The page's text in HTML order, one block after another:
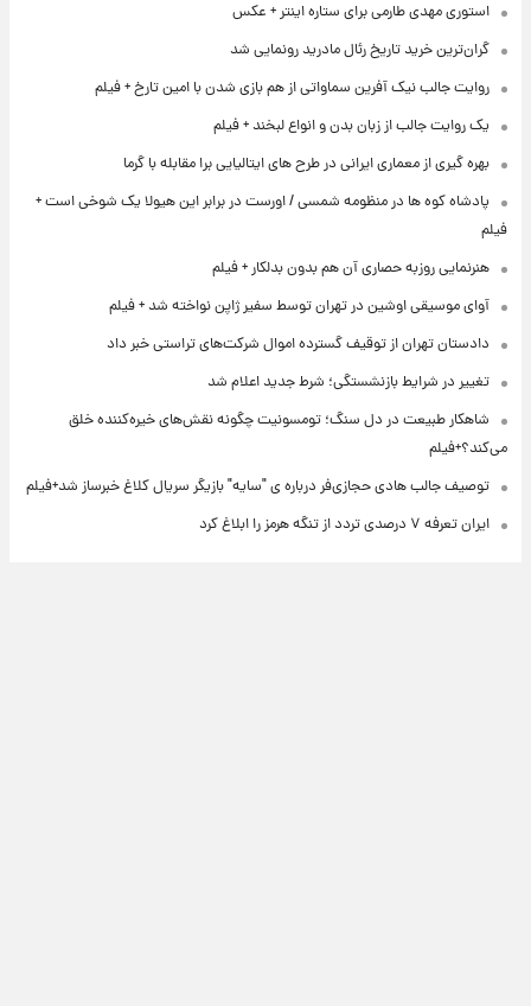
استوری مهدی طارمی برای ستاره اینتر + عکس
گران‌ترین خرید تاریخ رئال مادرید رونمایی شد
روایت جالب نیک آفرین سماواتی از هم بازی شدن با امین تارخ + فیلم
یک روایت جالب از زبان بدن و انواع لبخند + فیلم
بهره گیری از معماری ایرانی در طرح های ایتالیایی برا مقابله با گرما
پادشاه کوه ها در منظومه شمسی / اورست در برابر این هیولا یک شوخی است +
فیلم
هنرنمایی روزبه حصاری آن هم بدون بدلکار + فیلم
آوای موسیقی اوشین در تهران توسط سفیر ژاپن نواخته شد + فیلم
دادستان تهران از توقیف گسترده اموال شرکت‌های تراستی خبر داد
تغییر در شرایط بازنشستگی؛ شرط جدید اعلام شد
شاهکار طبیعت در دل سنگ؛ تومسونیت چگونه نقش‌های خیره‌کننده خلق
می‌کند؟+فیلم
توصیف جالب هادی حجازی‌فر درباره ی "سایه" بازیگر سریال کلاغ خبرساز شد+فیلم
ایران تعرفه ۷ درصدی تردد از تنگه هرمز را ابلاغ کرد